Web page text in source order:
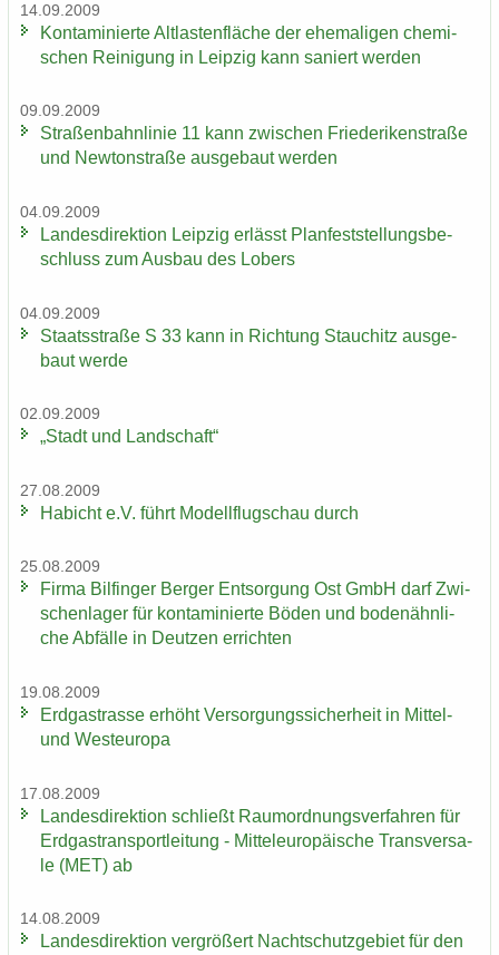
14.09.2009
Kon­ta­mi­nier­te Alt­las­ten­flä­che der ehe­ma­li­gen che­mi­
schen Rei­ni­gung in Leip­zig kann sa­niert wer­den
09.09.2009
Stra­ßen­bahn­li­nie 11 kann zwi­schen Frie­de­ri­ken­stra­ße
und New­ton­stra­ße aus­ge­baut wer­den
04.09.2009
Lan­des­di­rek­ti­on Leip­zig er­lässt Plan­fest­stel­lungs­be­
schluss zum Aus­bau des Lobers
04.09.2009
Staats­stra­ße S 33 kann in Rich­tung Stau­chitz aus­ge­
baut werde
02.09.2009
„Stadt und Land­schaft“
27.08.2009
Ha­bicht e.V. führt Mo­dell­flug­schau durch
25.08.2009
Firma Bil­fin­ger Ber­ger Ent­sor­gung Ost GmbH darf Zwi­
schen­la­ger für kon­ta­mi­nier­te Böden und bo­den­ähn­li­
che Ab­fäl­le in Deut­zen er­rich­ten
19.08.2009
Erd­gas­tras­se er­höht Ver­sor­gungs­si­cher­heit in Mittel-​
und West­eu­ro­pa
17.08.2009
Lan­des­di­rek­ti­on schließt Raum­ord­nungs­ver­fah­ren für
Erd­gas­trans­port­lei­tung - Mit­tel­eu­ro­päi­sche Trans­ver­sa­
le (MET) ab
14.08.2009
Lan­des­di­rek­ti­on ver­grö­ßert Nacht­schutz­ge­biet für den